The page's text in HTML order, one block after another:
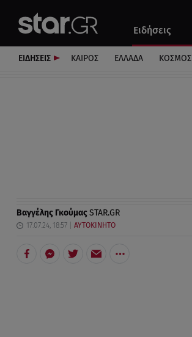
Ειδήσεις
Αυτοκίνητο
ΕΙΔΗΣΕΙΣ ΚΑΙΡΟΣ ΕΛΛΑΔΑ ΚΟΣΜΟΣ
Βαγγέλης ΓκούμαςSTAR.GR
17.07.24, 18:57 ΑΥΤΟΚΙΝΗΤΟ